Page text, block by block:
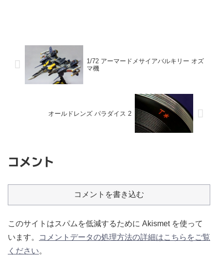
1/72 アーマードメサイアバルキリー オズ
マ機
オールドレンズ パラダイス 2
コメント
コメントを書き込む
このサイトはスパムを低減するために Akismet を使って
います。
コメントデータの処理方法の詳細はこちらをご覧
ください。